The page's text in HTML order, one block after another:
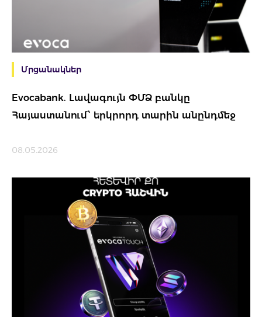
Մրցանակներ
Evocabank. Lավագույն ՓՄՁ բանկը
Հայաստանում՝ երկրորդ տարին անընդմեջ
08.05.2026